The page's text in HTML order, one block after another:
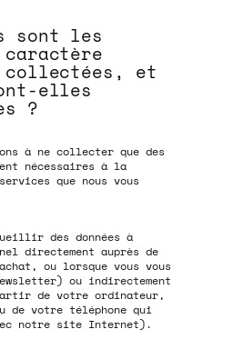
sont les
caractère
collectées, et
elles
?
à ne collecter que des
nécessaires à la
que nous vous
des données à
directement auprès de
ou lorsque vous vous
ou indirectement
de votre ordinateur,
de votre téléphone qui
notre site Internet).